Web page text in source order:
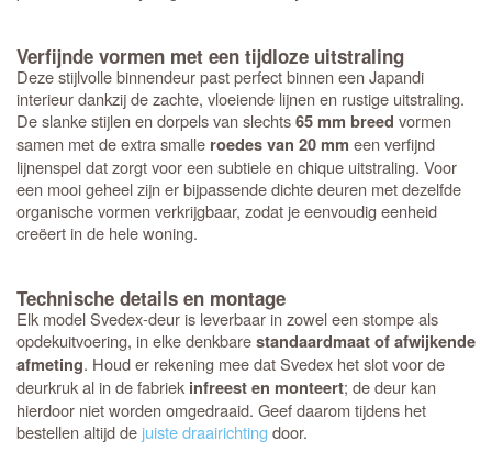
Verfijnde vormen met een tijdloze uitstraling
Deze stijlvolle binnendeur past perfect binnen een Japandi
interieur dankzij de zachte, vloeiende lijnen en rustige uitstraling.
De slanke stijlen en dorpels van slechts65 mm breed vormen
samen met de extra smalle roedes van 20 mm een verfijnd
lijnenspel dat zorgt voor een subtiele en chique uitstraling. Voor
een mooi geheel zijn er bijpassende dichte deuren met dezelfde
organische vormen verkrijgbaar, zodat je eenvoudig eenheid
creëert in de hele woning.
Technische details en montage
Elk model Svedex-deur is leverbaar in zowel een stompe als
opdekuitvoering, in elke denkbarestandaardmaat of afwijkende
afmeting. Houd er rekening mee dat Svedex het slot voor de
deurkruk al in de fabriek infreest en monteert; de deur kan
hierdoor niet worden omgedraaid. Geef daarom tijdens het
bestellen altijd de juiste draairichtingdoor.